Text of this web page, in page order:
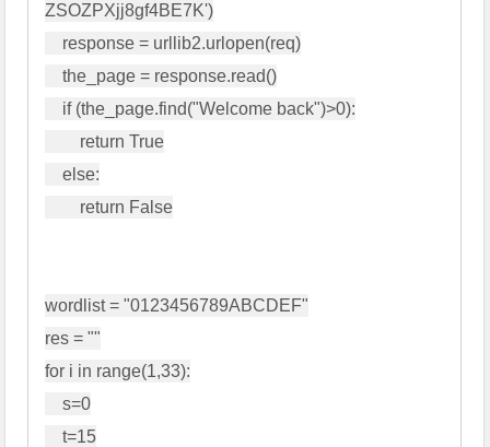
ZSOZPXjj8gf4BE7K')
    the_page = response.read()
    else:
wordlist = "0123456789ABCDEF"
res = ""
for i in range(1,33):
    s=0
    t=15